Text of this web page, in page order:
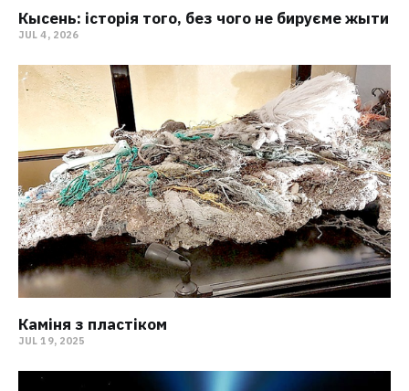
Кысень: історія того, без чого не бируєме жыти
JUL 4, 2026
Каміня з пластіком
JUL 19, 2025